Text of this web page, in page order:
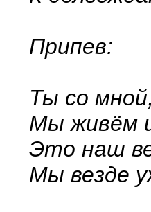
Припев:
Ты со
Мы живём
Это наш
Мы везде